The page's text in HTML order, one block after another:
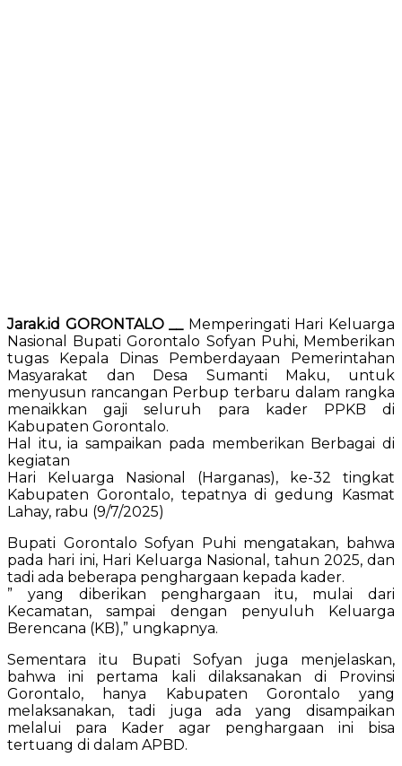
Jarak.id GORONTALO __
Memperingati Hari Keluarga
Nasional Bupati Gorontalo Sofyan Puhi, Memberikan
tugas Kepala Dinas Pemberdayaan Pemerintahan
Masyarakat dan Desa Sumanti Maku, untuk
menyusun rancangan Perbup terbaru dalam rangka
menaikkan gaji seluruh para kader PPKB di
Kabupaten Gorontalo.
Hal itu, ia sampaikan pada memberikan Berbagai di
kegiatan
Hari Keluarga Nasional (Harganas), ke-32 tingkat
Kabupaten Gorontalo, tepatnya di gedung Kasmat
Lahay, rabu (9/7/2025)
Bupati Gorontalo Sofyan Puhi mengatakan, bahwa
pada hari ini, Hari Keluarga Nasional, tahun 2025, dan
tadi ada beberapa penghargaan kepada kader.
” yang diberikan penghargaan itu, mulai dari
Kecamatan, sampai dengan penyuluh Keluarga
Berencana (KB),” ungkapnya.
Sementara itu Bupati Sofyan juga menjelaskan,
bahwa ini pertama kali dilaksanakan di Provinsi
Gorontalo, hanya Kabupaten Gorontalo yang
melaksanakan, tadi juga ada yang disampaikan
melalui para Kader agar penghargaan ini bisa
tertuang di dalam APBD.